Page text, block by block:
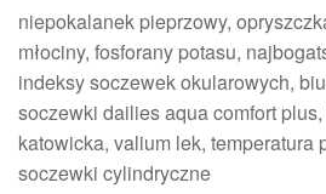
niepokalanek pieprzowy,
młociny, fosforany potasu,
indeksy soczewek okularowych,
soczewki dailies aqua comfort
katowicka, valium lek, temperatura
soczewki cylindryczne